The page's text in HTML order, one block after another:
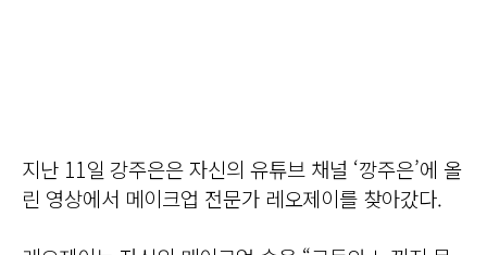
지난 11일 강주은은 자신의 유튜브 채널 ‘깡주은’에 올
린 영상에서 메이크업 전문가 레오제이를 찾아갔다.